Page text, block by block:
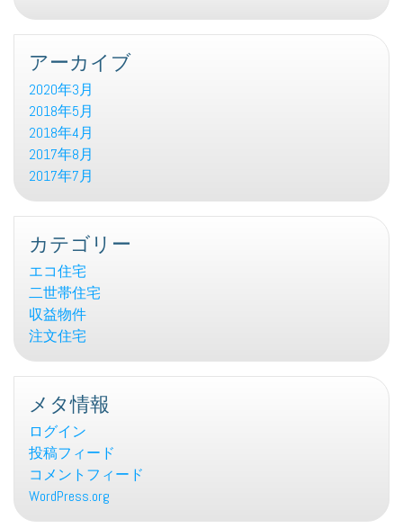
アーカイブ
2020年3月
2018年5月
2018年4月
2017年8月
2017年7月
カテゴリー
エコ住宅
二世帯住宅
収益物件
注文住宅
メタ情報
ログイン
投稿フィード
コメントフィード
WordPress.org